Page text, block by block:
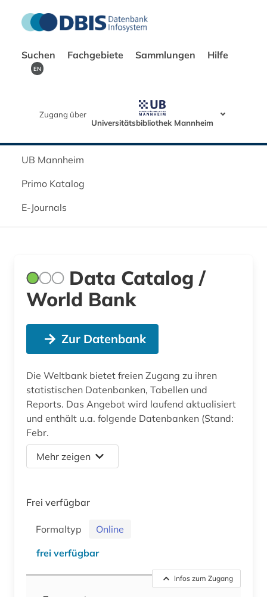
Suchen Fachgebiete Sammlungen Hilfe
EN
Zugang über
Universitätsbibliothek Mannheim
UB Mannheim
Primo Katalog
E-Journals
Data Catalog /
World Bank
Zur Datenbank
Die Weltbank bietet freien Zugang zu ihren
statistischen Datenbanken, Tabellen und
Reports. Das Angebot wird laufend aktualisiert
und enthält u.a. folgende Datenbanken (Stand:
Febr.
Mehr zeigen
Frei verfügbar
Formaltyp
Online
frei verfügbar
Infos zum Zugang